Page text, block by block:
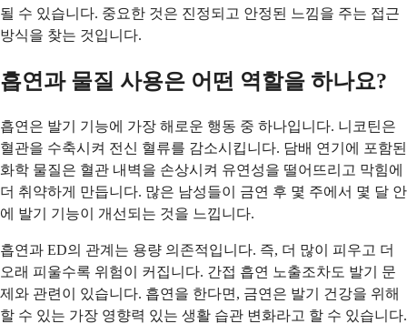
될 수 있습니다. 중요한 것은 진정되고 안정된 느낌을 주는 접근
방식을 찾는 것입니다.
흡연과 물질 사용은 어떤 역할을 하나요?
흡연은 발기 기능에 가장 해로운 행동 중 하나입니다. 니코틴은
혈관을 수축시켜 전신 혈류를 감소시킵니다. 담배 연기에 포함된
화학 물질은 혈관 내벽을 손상시켜 유연성을 떨어뜨리고 막힘에
더 취약하게 만듭니다. 많은 남성들이 금연 후 몇 주에서 몇 달 안
에 발기 기능이 개선되는 것을 느낍니다.
흡연과 ED의 관계는 용량 의존적입니다. 즉, 더 많이 피우고 더
오래 피울수록 위험이 커집니다. 간접 흡연 노출조차도 발기 문
제와 관련이 있습니다. 흡연을 한다면, 금연은 발기 건강을 위해
할 수 있는 가장 영향력 있는 생활 습관 변화라고 할 수 있습니다.